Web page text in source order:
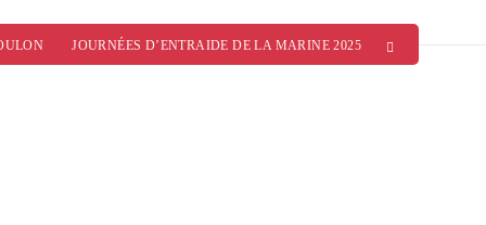
JOURNÉES D’ENTRAIDE DE LA MARINE 2025